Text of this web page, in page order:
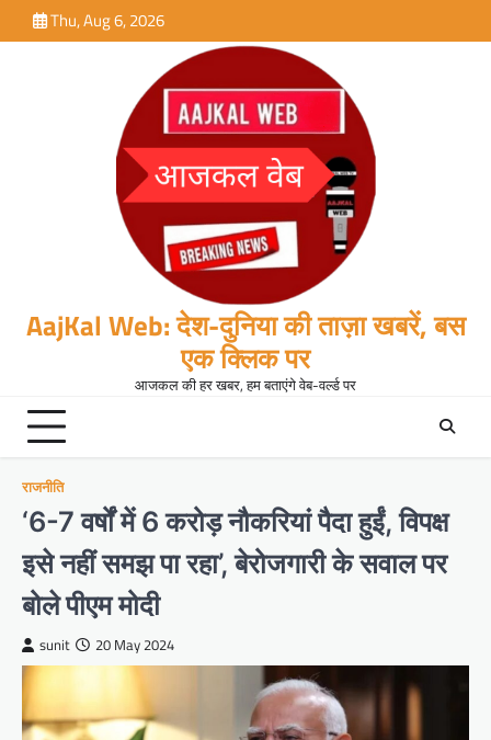
to
Thu, Aug 6, 2026
AajKal Web: देश-दुनिया की ताज़ा खबरें, बस
एक क्लिक पर
आजकल की हर खबर, हम बताएंगे वेब-वर्ल्ड पर
राजनीति
‘6-7 वर्षों में 6 करोड़ नौकरियां पैदा हुईं, विपक्ष
इसे नहीं समझ पा रहा’, बेरोजगारी के सवाल पर
बोले पीएम मोदी
sunit 20 May 2024